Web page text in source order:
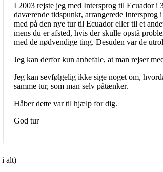
I 2003 rejste jeg med Intersprog til Ecuador i
daværende tidspunkt, arrangerede
med på den nye tur til Ecuador eller til et
mens du er afsted, hvis der skulle opstå
med de nødvendige ting. Desuden var de
Jeg kan derfor kun anbefale, at man rejser
Jeg kan sevfølgelig ikke sige noget om,
samme tur, som man selv påtænker.
Håber dette var til hjælp for dig.
God tur
i alt)